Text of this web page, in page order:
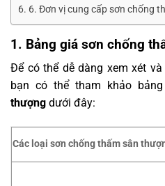
6. Đơn vị cung cấp sơn chống
1. Bảng giá sơn chống
Để có thể dễ dàng xem xét
bạn có thể tham khảo
thượng dưới đây:
Các loại sơn chống thấm sân